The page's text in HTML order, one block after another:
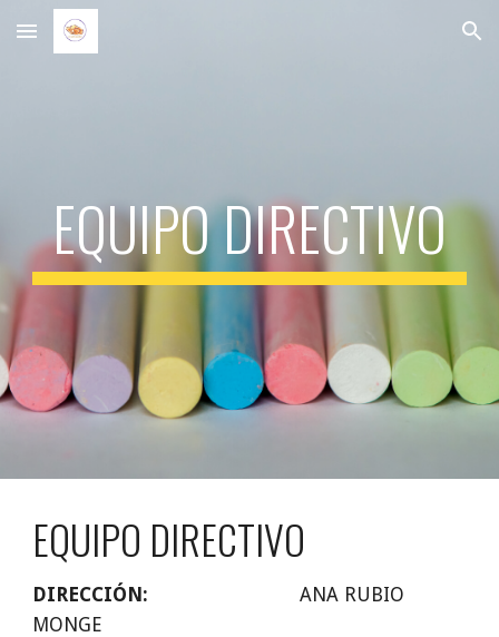
Skip to main content Skip to navigation
EQUIPO DIRECTIVO
EQUIPO DIRECTIVO
DIRECCIÓN:
ANA RUBIO
MONGE